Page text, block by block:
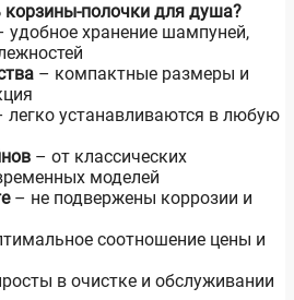
корзины-полочки для душа?
удобное хранение шампуней,
– компактные размеры и
легко устанавливаются в любую
– от классических
моделей
– не подвержены коррозии и
соотношение цены и
в очистке и обслуживании